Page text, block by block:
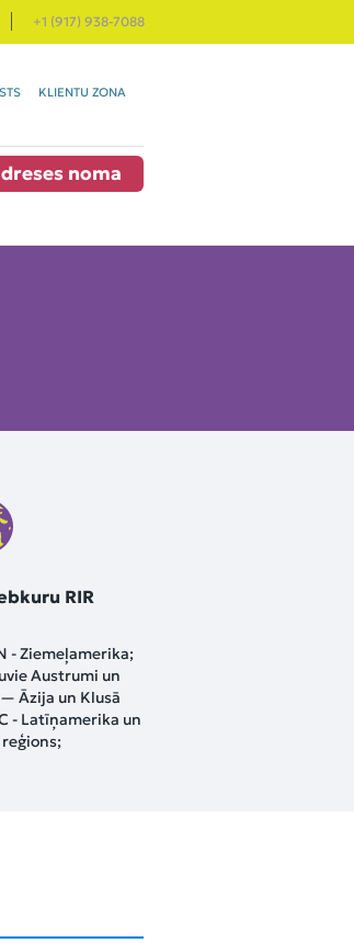
+1 (917) 938-7088
KLIENTU ZONA
noma
RIR
- Ziemeļamerika;
Austrumi un
Āzija un Klusā
- Latīņamerika un